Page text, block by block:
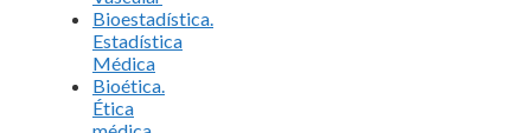
Bioestadística.
Estadística
Médica
Bioética.
Ética